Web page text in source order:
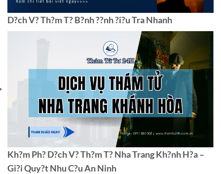
D?ch V? Th?m T? B?nh ??nh ?i?u Tra Nhanh
Kh?m Ph? D?ch V? Th?m T? Nha Trang Kh?nh H?a –
Gi?i Quy?t Nhu C?u An Ninh